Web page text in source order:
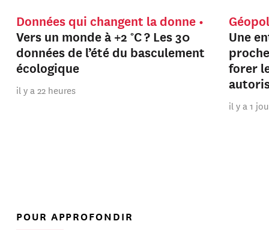
Données qui changent la donne
Vers un monde à +2 °C ? Les 30
données de l’été du basculement
écologique
il y a 22 heures
Une
forer
il y a 1
POUR APPROFONDIR